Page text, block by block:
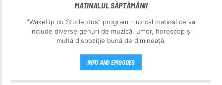
MATINALUL SĂPTĂMÂNII
”WakeUp cu Studentus” program muzical matinal ce va
include diverse genuri de muzică, umor, horoscop și
multă dispoziție bună de dimineață.
INFO AND EPISODES